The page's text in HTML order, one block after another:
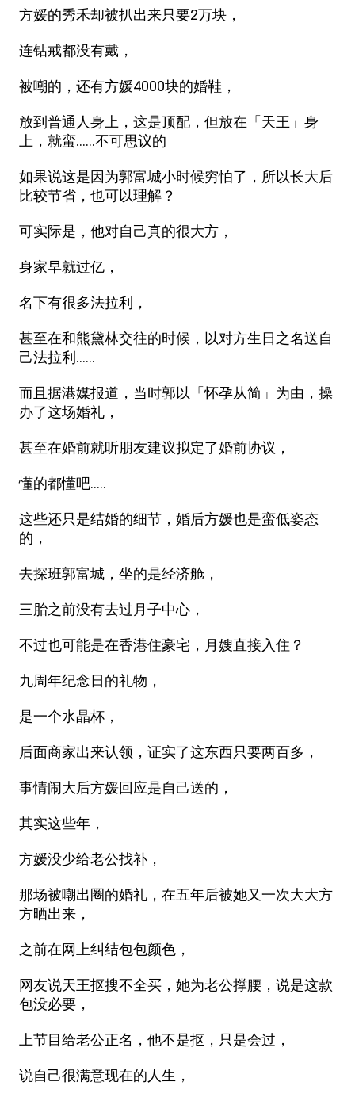
方媛的秀禾却被扒出来只要2万块，
连钻戒都没有戴，
被嘲的，还有方媛4000块的婚鞋，
放到普通人身上，这是顶配，但放在「天王」身
上，就蛮……不可思议的
如果说这是因为郭富城小时候穷怕了，所以长大后
比较节省，也可以理解？
可实际是，他对自己真的很大方，
身家早就过亿，
名下有很多法拉利，
甚至在和熊黛林交往的时候，以对方生日之名送自
己法拉利……
而且据港媒报道，当时郭以「怀孕从简」为由，操
办了这场婚礼，
甚至在婚前就听朋友建议拟定了婚前协议，
懂的都懂吧.....
这些还只是结婚的细节，婚后方媛也是蛮低姿态
的，
去探班郭富城，坐的是经济舱，
三胎之前没有去过月子中心，
不过也可能是在香港住豪宅，月嫂直接入住？
九周年纪念日的礼物，
是一个水晶杯，
后面商家出来认领，证实了这东西只要两百多，
事情闹大后方媛回应是自己送的，
其实这些年，
方媛没少给老公找补，
那场被嘲出圈的婚礼，在五年后被她又一次大大方
方晒出来，
之前在网上纠结包包颜色，
网友说天王抠搜不全买，她为老公撑腰，说是这款
包没必要，
上节目给老公正名，他不是抠，只是会过，
说自己很满意现在的人生，